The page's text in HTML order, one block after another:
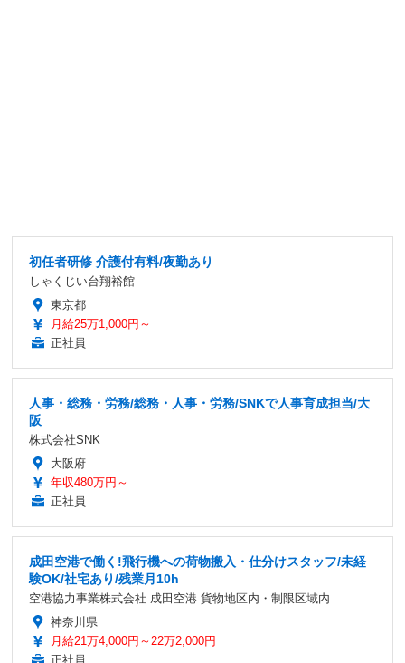
初任者研修 介護付有料/夜勤あり
しゃくじい台翔裕館
東京都
月給25万1,000円～
正社員
人事・総務・労務/総務・人事・労務/SNKで人事育成担当/大
阪
株式会社SNK
大阪府
年収480万円～
正社員
成田空港で働く!飛行機への荷物搬入・仕分けスタッフ/未経
験OK/社宅あり/残業月10h
空港協力事業株式会社 成田空港 貨物地区内・制限区域内
神奈川県
月給21万4,000円～22万2,000円
正社員